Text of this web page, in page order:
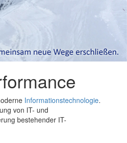
Informationstechnologie.
von IT- und
bestehender IT-